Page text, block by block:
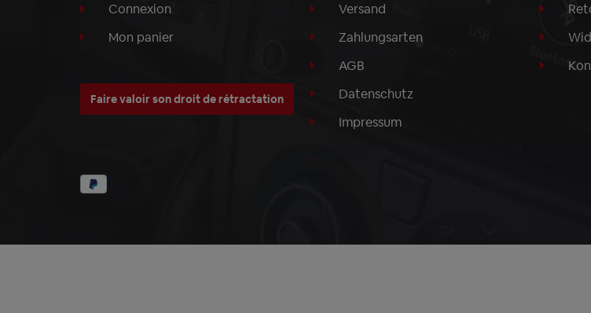
Connexion
Mon panier
Faire valoir son droit de rétractation
Versand
Zahlungsarten
AGB
Datenschutz
Impressum